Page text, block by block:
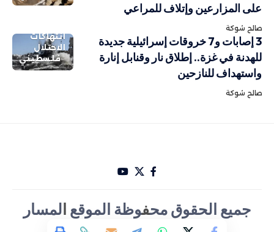
على المزارعين وإتلاف للمراعي
صالح شوكة
انتهاكات
الاحتلال
فلسطيني
3 إصابات و7 خروقات إسرائيلية جديدة
للهدنة في غزة.. إطلاق نار وقنابل إنارة
واستهداف للنازحين
صالح شوكة
جميع الحقوق محفوظة الموقع المسار